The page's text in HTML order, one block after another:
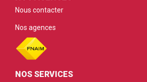
Nous contacter
Nos agences
NOS SERVICES